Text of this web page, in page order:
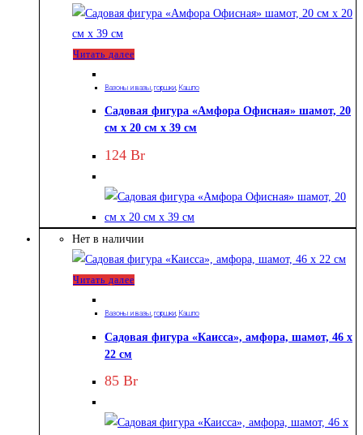
Читать далее
Вазоны и вазы горшки Кашпо
Садовая фигура «Амфора Офисная» шамот, 20
см х 20 см х 39 см
124 Br
Нет в наличии
Читать далее
Вазоны и вазы, горшки, Кашпо
Садовая фигура «Каисса», амфора, шамот, 46 х
22 см
85 Br